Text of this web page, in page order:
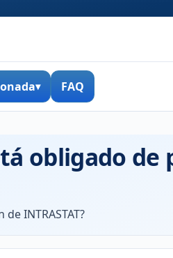
FAQ
obligado
INTRASTAT?